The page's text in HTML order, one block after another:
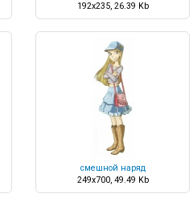
192x235, 26.39 Kb
смешной наряд
249x700, 49.49 Kb